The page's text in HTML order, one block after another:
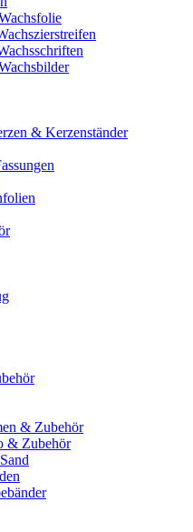
& Kerzenständer
& Zubehör
& Zubehör